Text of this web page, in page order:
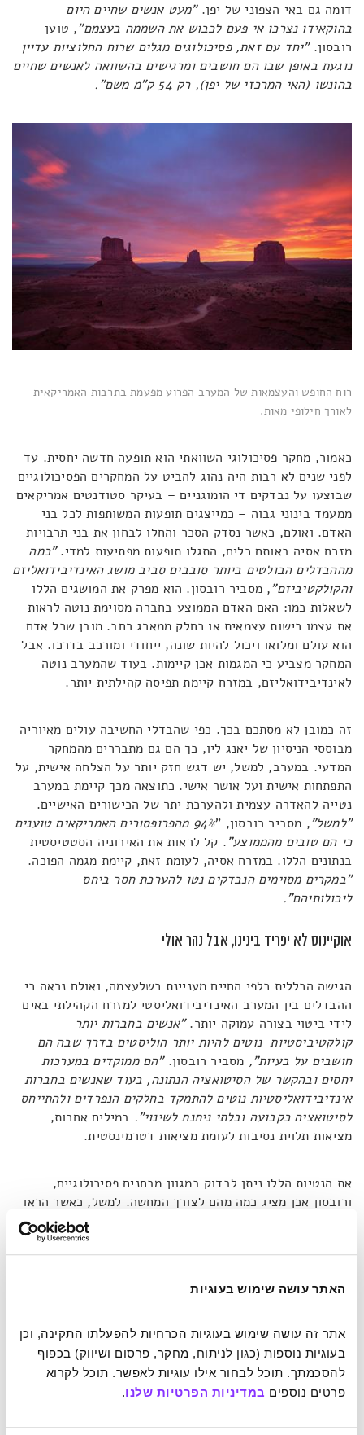
האתר עושה שימוש בעוגיות
פרטים נוספים במדיניות הפרטיות שלנו.
דומה גם באי הצפוני של יפן."מעט אנשים שחיים היום
בהוקאידו נצרכו אי פעם לכבוש את השממה בעצמם", טוען
רובסון."יחד עם זאת, פסיכולוגים מגלים שרוח החלוציות עדיין
נוגעת באופן שבו הם חושבים ומרגישים בהשוואה לאנשים שחיים
בהונשו (האי המרכזי של יפן), רק 54 ק"מ משם".
רוח החופש והעצמאות של המערב הפרוע מפעמת בתרבות האמריקאית
לאורך חילופי מאות.
כאמור, מחקר פסיכולוגי השוואתי הוא תופעה חדשה יחסית. עד
לפני שנים לא רבות היה נהוג להביט על המחקרים הפסיכולוגיים
שבוצעו על נבדקים די הומוגניים – בעיקר סטודנטים אמריקאים
ממעמד בינוני גבוה – כמייצגים תופעות המשותפות לכל בני
האדם. ואולם, כאשר נסדק הסכר והחלו לבחון את בני תרבויות
מזרח אסיה באותם כלים, התגלו תופעות מפתיעות למדי."כמה
מההבדלים הבולטים ביותר סובבים סביב מושג האינדיבידואליזם
והקולקטיביזם", מסביר רובסון. הוא מפרק את המושגים הללו
לשאלות כמו: האם האדם הממוצע בחברה מסוימת נוטה לראות
את עצמו כישות עצמאית או כחלק ממארג רחב. מובן שכל אדם
הוא עולם ומלואו ויכול להיות שונה, ייחודי ומורכב בדרכו. אבל
המחקר מצביע כי המגמות אכן קיימות. בעוד שהמערב נוטה
לאינדיבידואליזם, במזרח קיימת תפיסה קהילתית יותר.
זה כמובן לא מסתכם בכך. כפי שהבדלי החשיבה עולים מאיוריה
מבוססי הניסיון של יאנג ליו, כך הם גם מתבררים מהמחקר
המדעי. במערב, למשל, יש דגש חזק יותר על הצלחה אישית, על
התפתחות אישית ועל אושר אישי. כתוצאה מכך קיימת במערב
נטייה להאדרה עצמית ולהערכת יתר של הכישורים האישיים.
"למשל", מסביר רובסון, "
94% מהפרופסורים האמריקאים טוענים
כי הם טובים מהממוצע". קל לראות את האירוניה הסטטיסטית
בנתונים הללו. במזרח אסיה, לעומת זאת, קיימת מגמה הפוכה.
"במקרים מסוימים הנבדקים נטו להערכת חסר ביחס
ליכולותיהם".
אוקיינוס לא יפריד בינינו, אבל נהר אולי
הגישה הכללית כלפי החיים מעניינת כשלעצמה, ואולם נראה כי
ההבדלים בין המערב האינדיבידואליסטי למזרח הקהילתי באים
לידי ביטוי בצורה עמוקה יותר."אנשים בחברות יותר
קולקטיביסטיות נוטים להיות יותר הוליסטים בדרך שבה הם
חושבים על בעיות", מסביר רובסון."הם ממוקדים במערכות
יחסים ובהקשר של הסיטואציה הנתונה, בעוד שאנשים בחברות
אינדיבידואליסטיות נוטים להתמקד בחלקים הנפרדים ולהתייחס
לסיטואציה כקבועה ובלתי ניתנת לשינוי". במילים אחרות,
מציאות תלוית נסיבות לעומת מציאות דטרמינסטית.
את הנטיות הללו ניתן לבדוק במגוון מבחנים פסיכולוגיים,
ורובסון אכן מציג כמה מהם לצורך המחשה. למשל, כאשר הראו
למערביים תמונה של אדם גבוה מאיים על מישהו נמוך ממנו, הם
נוטים לייחס את הסיבה למשהו מובנה באופיו של האדם המאיים.
חשיבה הוליסטית כדרך המזרח, לעומת זאת, יכולה לקשר את
דוגמה נוספת היא קישור רעיוני בין מילים. כאשר מציגים
מהם לבחור את הצמד הכי קשור, מערביים נוטים לבחור ברכבת
ואוטובוס מפני שהם שני כלי תחבורה, ואילו על פי תפיסה
מזרחית הוליסטית אלו הרכבת והמסילה שקשורות, מכיוון
שהאחת לא יכולה לתפקד ללא השנייה. לדברי רובסון, ההבדל
שעקב אחר תנועת העיניים גילה כי נבדקים תושבי מזרח אסיה